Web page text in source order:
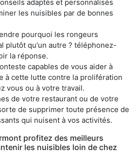
adaptés et personnalisés
les nuisibles par de bonnes
pourquoi les rongeurs
plutôt qu'un autre ? téléphonez-
la réponse.
capables de vous aider à
à cette lutte contre la prolifération
vous ou à votre travail.
de votre restaurant ou de votre
de supprimer toute présence de
qui nuisent à vos activités.
profitez des meilleurs
les nuisibles loin de chez